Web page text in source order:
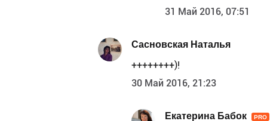
31 Май 2016, 07:51
Сасновская Наталья
++++++++)!
30 Май 2016, 21:23
Екатерина Бабок PRO